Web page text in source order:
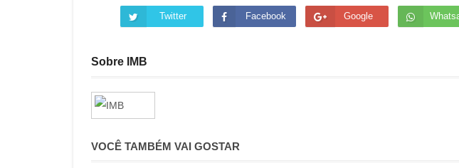
Twitter Facebook Google
Sobre IMB
VOCÊ TAMBÉM VAI GOSTAR